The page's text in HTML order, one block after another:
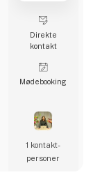
Direkte
kontakt
Møde­booking
1 kontakt­
personer